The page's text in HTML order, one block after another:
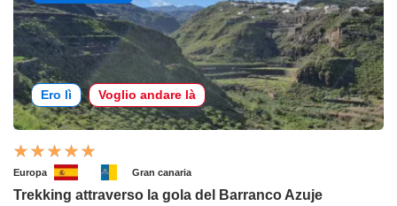
Ero lì Voglio andare là
Europa Gran canaria
Trekking attraverso la gola del Barranco Azuje